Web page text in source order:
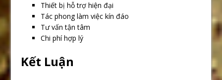
Thiết bị hỗ trợ hiện đại
Tác phong làm việc kín đáo
Tư vấn tận tâm
Chi phí hợp lý
Kết Luận